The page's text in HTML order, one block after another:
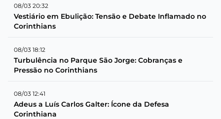
08/03 20:32
Vestiário em Ebulição: Tensão e Debate Inflamado no
Corinthians
08/03 18:12
Turbulência no Parque São Jorge: Cobranças e
Pressão no Corinthians
08/03 12:41
Adeus a Luís Carlos Galter: Ícone da Defesa
Corinthiana